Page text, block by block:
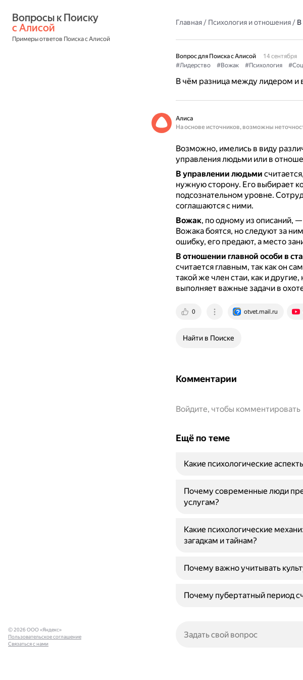
с Алисой
Примеры ответов Поиска с Алисой
Главная/ Психология и отношения/ В
Вопрос для Поиска с Алисой
14 сентября
#Лидерство
#Вожак #Психология
В чём разница между лидером и
Алиса
На основе источников, возможны
Возможно, имелись в виду
управления людьми или в
В управлении людьми
нужную сторону. Его выбирает
подсознательном уровне.
соглашаются с ними.
Вожак, по одному из описаний,
Вожака боятся, но следуют за
ошибку, его предают, а место
В отношении главной особи в
считается главным, так как он
такой же член стаи, как и
выполняет важные задачи в
0 otvet.mail.ru
Найти в Поиске
Комментарии
Войдите, чтобы комментировать
Ещё по теме
Какие психологические
Почему современные люди
услугам?
Какие психологические
загадкам и тайнам?
Почему важно учитывать
Почему пубертатный период
© 2026 ООО «Яндекс»
Пользовательское соглашение
Связаться с нами